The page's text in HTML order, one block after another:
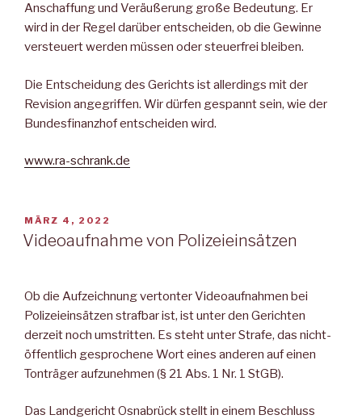
Anschaffung und Veräußerung große Bedeutung. Er
wird in der Regel darüber entscheiden, ob die Gewinne
versteuert werden müssen oder steuerfrei bleiben.
Die Entscheidung des Gerichts ist allerdings mit der
Revision angegriffen. Wir dürfen gespannt sein, wie der
Bundesfinanzhof entscheiden wird.
www.ra-schrank.de
VERÖFFENTLICHT
AM
MÄRZ 4, 2022
Videoaufnahme von Polizeieinsätzen
Ob die Aufzeichnung vertonter Videoaufnahmen bei
Polizeieinsätzen strafbar ist, ist unter den Gerichten
derzeit noch umstritten. Es steht unter Strafe, das nicht-
öffentlich gesprochene Wort eines anderen auf einen
Tonträger aufzunehmen (§ 21 Abs. 1 Nr. 1 StGB).
Das Landgericht Osnabrück stellt in einem Beschluss